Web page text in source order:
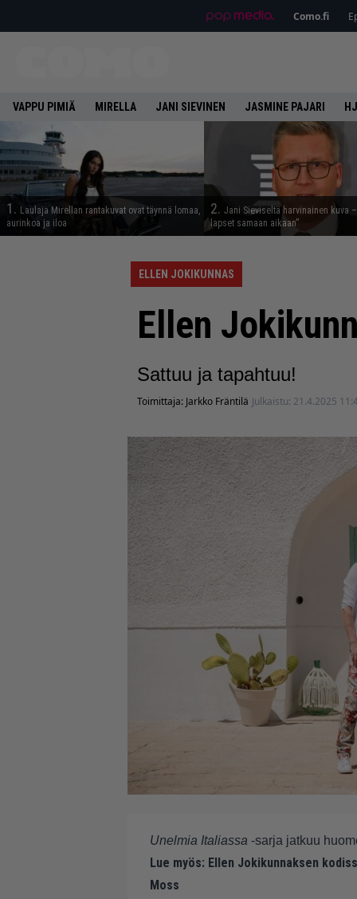
Como.fi
VAPPU PIMIÄ MIRELLA JANI SIEVINEN JASMINE PAJARI
1. Laulaja Mirellan rantakuvat ovat täynnä lomaa,
aurinkoa ja iloa
2. Jani Sieviseltä harvinainen kuva
lapset samaan aikaan”
ELLEN JOKIKUNNAS
Ellen
Sattuu ja tapahtuu!
Toimittaja: Jarkko Fräntilä Julkaistu: 21.4.2025
Unelmia Italiassa -sarja jatkuu
Lue myös: Ellen Jokikunnaksen
Moss